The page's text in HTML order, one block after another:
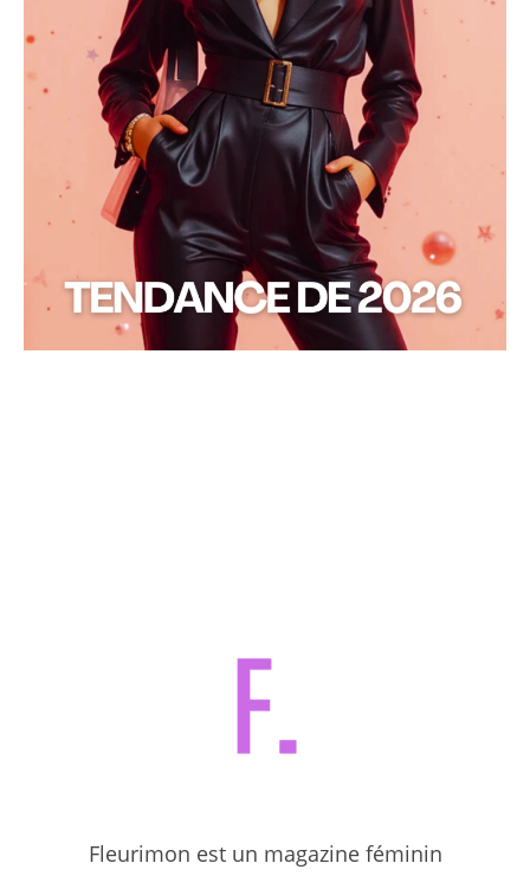
Fleurimon est un magazine féminin